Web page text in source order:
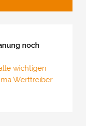
noch
wichtigen
Werttreiber